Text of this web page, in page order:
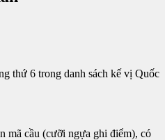
thứ 6 trong danh sách kế vị Quốc
mã cầu (cưỡi ngựa ghi điểm), có